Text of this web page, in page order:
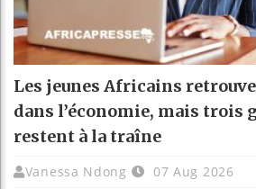
Les jeunes Africains
dans l’économie, mais trois
restent à la traîne
Vanessa Ndong 07 Aug 2026